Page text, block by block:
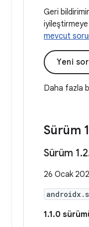
Geri
iyileştirmeye
mevcut
Yeni
Daha fazla
Sürüm 1
Sürüm 1.2
26 Ocak
1.1.0